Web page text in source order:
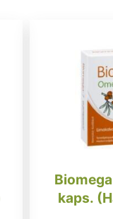
kaps.